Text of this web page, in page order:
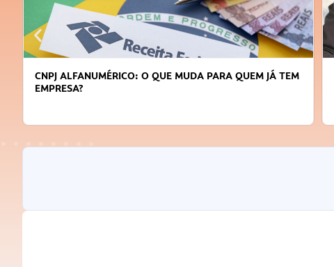
CNPJ ALFANUMÉRICO: O QUE MUDA PARA QUEM JÁ TEM
EMPRESA?